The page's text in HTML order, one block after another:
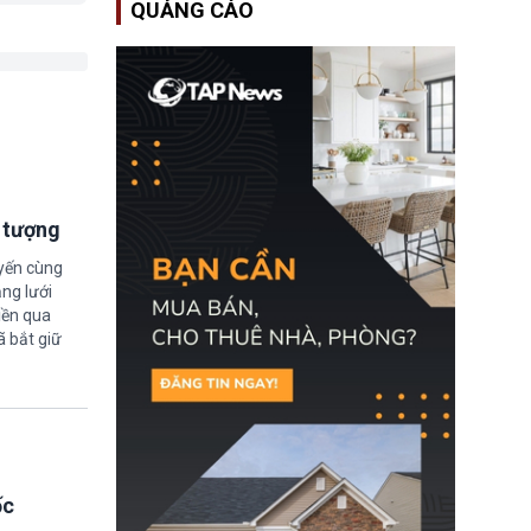
cùng
lưới
qua
bắt giữ
nguy cơ thiếu hụt lực
lượng trầm trọng. Điều
này cần được đặc biệt
chú ý bởi nếu các siêu
bão đổ bộ Hoa Kỳ ở nửa
cuối năm 2026, lực
lượng ứng phó “mỏng”
có thể làm nghẽn công
tác cứu trợ; dẫn đến hệ
thống ứng phó khẩn cấp
quốc gia quá tải.
QUẢNG CÁO